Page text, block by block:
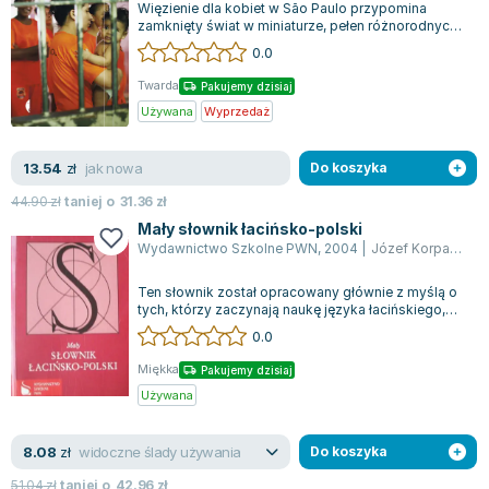
Lorraine Warren
Ajahn Brahm
Lucinda Riley
Jacek Walkiewicz
Więzienie dla kobiet w São Paulo przypomina
zamknięty świat w miniaturze, pełen różnorodnych
zjawisk znamiennych dla każdej społec...
0.0
Twarda Pakujemy dzisiaj
Używana Wyprzedaż
13.54 zł jak nowa
44.90złtaniej o 31.36 zł
Do koszyka
Mały słownik łacińsko-polski
Wydawnictwo Szkolne PWN, 2004 Józef Korpanty
Ten słownik został opracowany głównie z myślą o
tych, którzy zaczynają naukę języka łacińskiego,
oferując solidne wsparcie na pozi...
0.0
Miękka Pakujemy dzisiaj
Używana
8.08 zł widoczne ślady używania
51.04złtaniej o 42.96 zł
Do koszyka